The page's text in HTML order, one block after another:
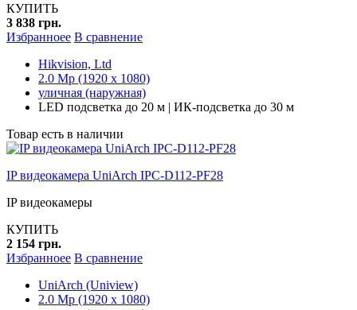
КУПИТЬ
3 838 грн.
Избранноее В сравнение
Hikvision, Ltd
2.0 Mp (1920 x 1080)
уличная (наружная)
LED подсветка до 20 м | ИК-подсветка до 30 м
Товар есть в наличии
IP видеокамера UniArch IPC-D112-PF28
IP видеокамеры
КУПИТЬ
2 154 грн.
Избранноее В сравнение
UniArch (Uniview)
2.0 Mp (1920 x 1080)